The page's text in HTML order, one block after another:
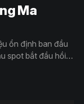
Ma
ổn định ban đầu
spot bắt đầu hồi
chọn giảm bớt